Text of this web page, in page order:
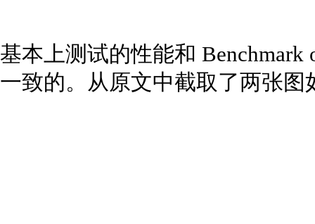
基本上测试的性能和 Benchmark
一致的。从原文中截取了两张图